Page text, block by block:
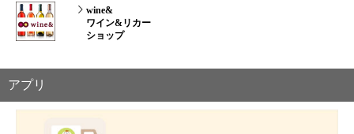
wine&
ワイン&リカー
ショップ
アプリ